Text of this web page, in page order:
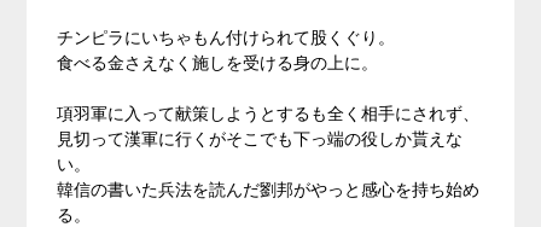
チンピラにいちゃもん付けられて股くぐり。
食べる金さえなく施しを受ける身の上に。
項羽軍に入って献策しようとするも全く相手にされず、
見切って漢軍に行くがそこでも下っ端の役しか貰えな
い。
韓信の書いた兵法を読んだ劉邦がやっと感心を持ち始め
る。